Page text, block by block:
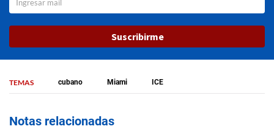
Suscribirme
TEMAS cubano Miami ICE
Notas relacionadas